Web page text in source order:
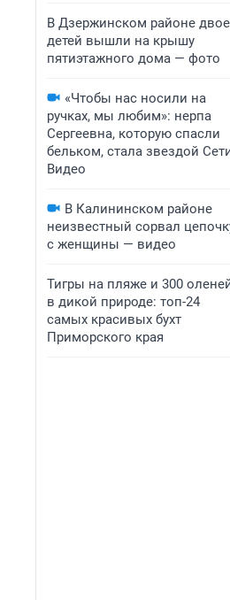
В Дзержинском районе двое
детей вышли на крышу
пятиэтажного дома — фото
«Чтобы нас носили на
ручках, мы любим»: нерпа
Сергеевна, которую спасли
бельком, стала звездой
Видео
В Калининском районе
неизвестный сорвал
с женщины — видео
Тигры на пляже и 300
в дикой природе: топ-24
самых красивых бухт
Приморского края